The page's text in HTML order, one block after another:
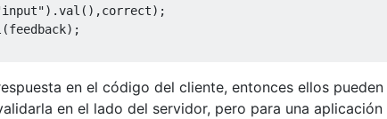
).val (),correct);
(feedback);
en el código del cliente, entonces ellos
en el lado del servidor, pero para una aplicación